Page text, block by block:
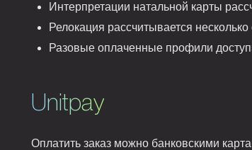
Интерпретации натальной карты
Релокация рассчитывается несколько
Разовые оплаченные профили
Unitpay
Оплатить заказ можно банковскими